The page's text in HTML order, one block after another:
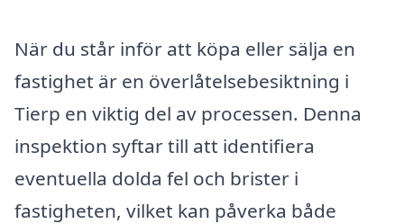
När du står inför att köpa eller sälja en
fastighet är en överlåtelsebesiktning i
Tierp en viktig del av processen. Denna
inspektion syftar till att identifiera
eventuella dolda fel och brister i
fastigheten, vilket kan påverka både